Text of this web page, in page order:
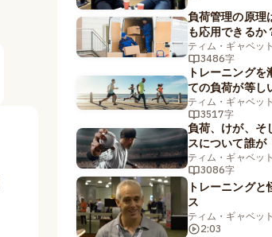
負荷管理の原理
も応用できるか
ティム・ギャベット
3486字
トレーニング
ての負荷が等し
ティム・ギャベット
3517字
負荷、けが、そ
スについて誰が
か？
ティム・ギャベット
3086字
トレーニングと
ス
ティム・ギャベット
2:03